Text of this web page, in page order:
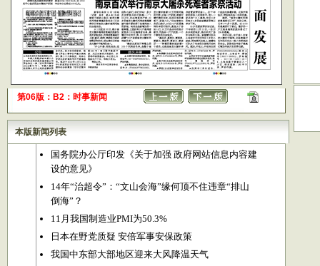
第06版：B2：时事新闻
本版新闻列表
国务院办公厅印发《关于加强 政府网站信息内容建
设的意见》
14年“治超令”：“文山会海”缘何顶不住违章“排山
倒海”？
11月我国制造业PMI为50.3%
日本在野党质疑 安倍军事安保政策
我国中东部大部地区迎来大风降温天气